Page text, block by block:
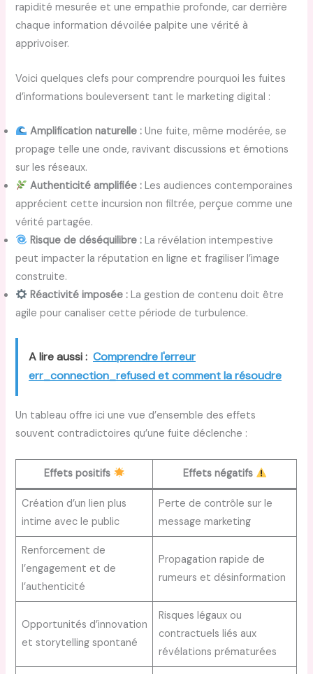
rapidité mesurée et une empathie profonde, car derrière
chaque information dévoilée palpite une vérité à
apprivoiser.
Voici quelques clefs pour comprendre pourquoi les fuites
d’informations bouleversent tant le marketing digital :
Amplification naturelle : Une fuite, même modérée, se
propage telle une onde, ravivant discussions et émotions
sur les réseaux.
Authenticité amplifiée : Les audiences contemporaines
apprécient cette incursion non filtrée, perçue comme une
vérité partagée.
Risque de déséquilibre : La révélation intempestive
peut impacter la réputation en ligne et fragiliser l’image
construite.
Réactivité imposée : La gestion de contenu doit être
agile pour canaliser cette période de turbulence.
A lire aussi : Comprendre l'erreur
err_connection_refused et comment la résoudre
Un tableau offre ici une vue d’ensemble des effets
souvent contradictoires qu’une fuite déclenche :
Effets positifs Effets négatifs
Création d’un lien plus
intime avec le public
Perte de contrôle sur le
message marketing
Renforcement de
l’engagement et de
l’authenticité
Propagation rapide de
rumeurs et désinformation
Opportunités d’innovation
et storytelling spontané
Risques légaux ou
contractuels liés aux
révélations prématurées